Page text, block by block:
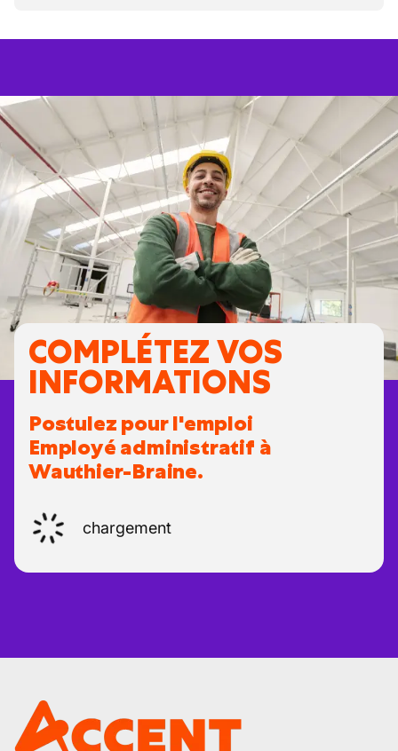
COMPLÉTEZ VOS
INFORMATIONS
Postulez pour l'emploi
Employé administratif à
Wauthier-Braine.
chargement